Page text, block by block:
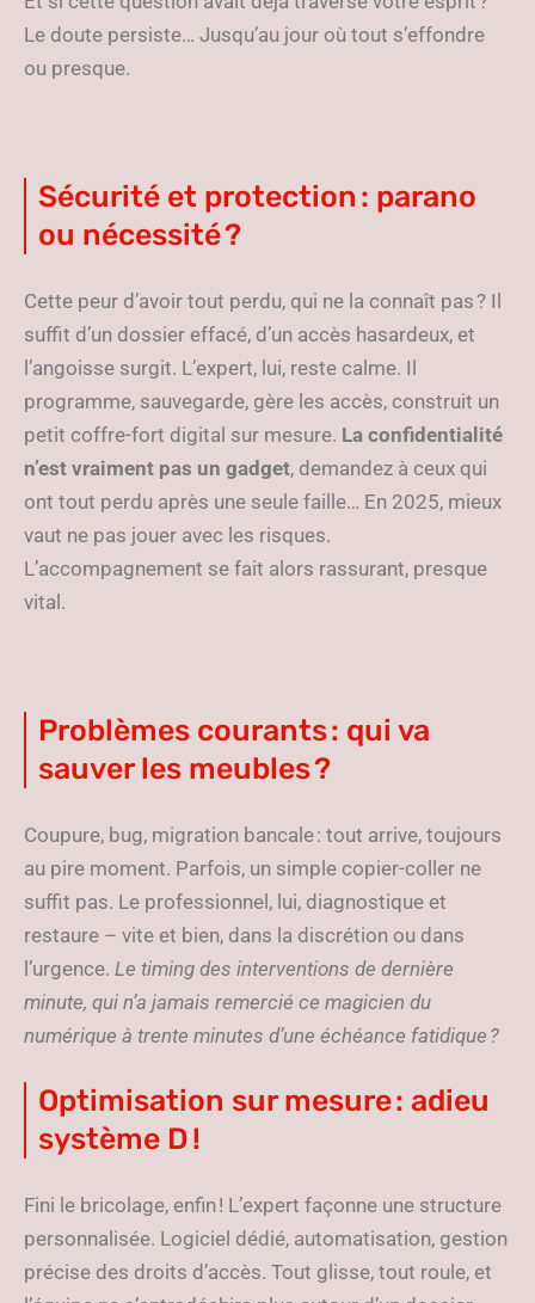
Le doute persiste… Jusqu’au jour où tout s’effondre
ou presque.
Sécurité et protection : parano
ou nécessité ?
Cette peur d’avoir tout perdu, qui ne la connaît pas ? Il
suffit d’un dossier effacé, d’un accès hasardeux, et
l’angoisse surgit. L’expert, lui, reste calme. Il
programme, sauvegarde, gère les accès, construit un
petit coffre-fort digital sur mesure. La confidentialité
n’est vraiment pas un gadget, demandez à ceux qui
ont tout perdu après une seule faille… En 2025, mieux
vaut ne pas jouer avec les risques.
L’accompagnement se fait alors rassurant, presque
vital.
Problèmes courants : qui va
sauver les meubles ?
Coupure, bug, migration bancale : tout arrive, toujours
au pire moment. Parfois, un simple copier-coller ne
suffit pas. Le professionnel, lui, diagnostique et
restaure – vite et bien, dans la discrétion ou dans
l’urgence. Le timing des interventions de dernière
minute, qui n’a jamais remercié ce magicien du
numérique à trente minutes d’une échéance fatidique ?
Optimisation sur mesure : adieu
système D !
Fini le bricolage, enfin ! L’expert façonne une structure
personnalisée. Logiciel dédié, automatisation, gestion
précise des droits d’accès. Tout glisse, tout roule, et